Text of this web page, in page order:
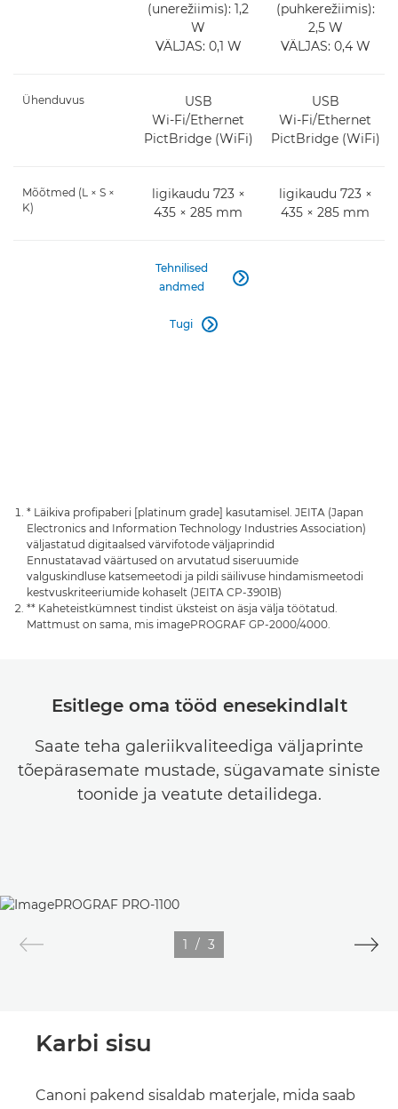
(unerežiimis): 1,2
W
VÄLJAS: 0,1 W
(puhkerežiimis):
2,5 W
VÄLJAS: 0,4 W
Ühenduvus
USB
Wi-Fi/Ethernet
PictBridge (WiFi)
USB
Wi-Fi/Ethernet
PictBridge (WiFi)
Mõõtmed (L × S ×
K)
ligikaudu 723 ×
435 × 285 mm
ligikaudu 723 ×
435 × 285 mm
Tehnilised
andmed

Tugi 
* Läikiva profipaberi [platinum grade] kasutamisel. JEITA (Japan
Electronics and Information Technology Industries Association)
väljastatud digitaalsed värvifotode väljaprindid
Ennustatavad väärtused on arvutatud siseruumide
valguskindluse katsemeetodi ja pildi säilivuse hindamismeetodi
kestvuskriteeriumide kohaselt (JEITA CP-3901B)
** Kaheteistkümnest tindist üksteist on äsja välja töötatud.
Mattmust on sama, mis imagePROGRAF GP-2000/4000.
Esitlege oma tööd enesekindlalt
Saate teha galeriikvaliteediga väljaprinte
tõepärasemate mustade, sügavamate siniste
toonide ja veatute detailidega.
1 / 3
Karbi sisu
Canoni pakend sisaldab materjale, mida saab